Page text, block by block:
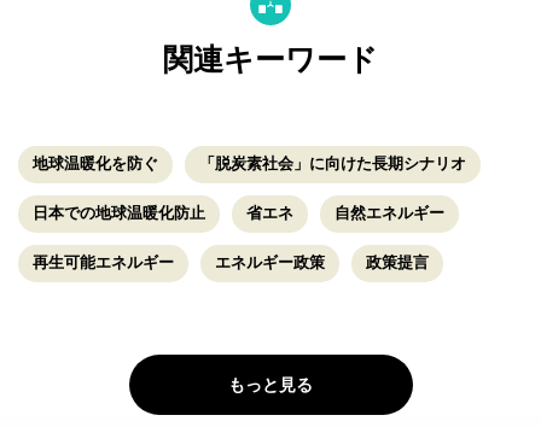
関連キーワード
地球温暖化を防ぐ 「脱炭素社会」に向けた長期シナリオ
日本での地球温暖化防止 省エネ 自然エネルギー
再生可能エネルギー エネルギー政策 政策提言
もっと見る